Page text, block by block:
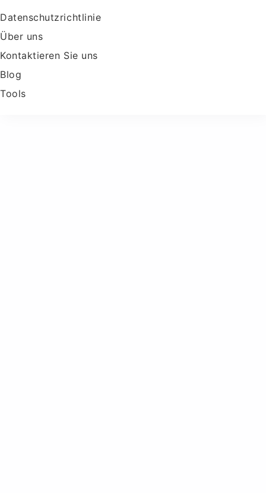
Datenschutzrichtlinie
Über uns
Kontaktieren Sie uns
Blog
Tools